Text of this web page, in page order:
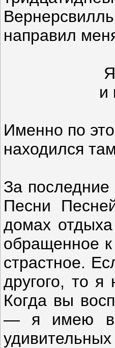
направил
и
Именно по
находился
За
Песни
домах
обращенное
страстное.
другого, то
Когда вы
— я имею в